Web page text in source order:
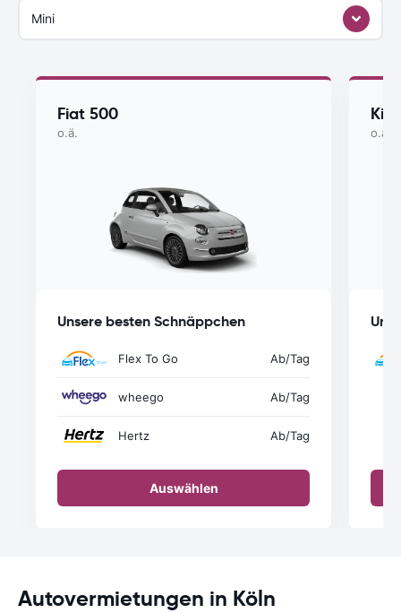
Mini
Fiat 500
o.ä.
Unsere besten Schnäppchen
Flex To Go Ab/Tag
wheego Ab/Tag
Hertz Ab/Tag
Auswählen
Kia
o.ä.
Autovermietungen in Köln